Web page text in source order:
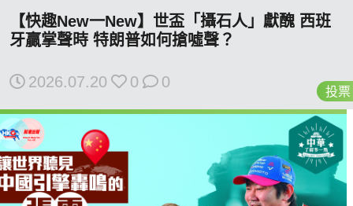
博客
視頻
昔日
投票
【快趣New一New】世盃「攝石人」獻醜 西班
牙贏掌聲時 特朗普如何搶噓聲？
2026.07.20 0 0